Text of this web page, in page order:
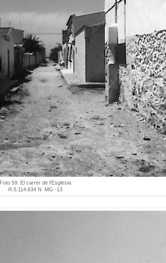
Foto 59. El carrer de l'Esglesia
R.5.114.634 N MG -13